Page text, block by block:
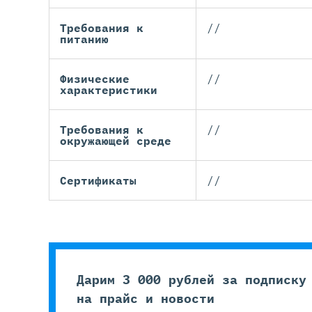
Требования к
питанию
//
Физические
характеристики
//
Требования к
окружающей среде
//
Сертификаты //
Дарим 3 000 рублей за подписку
на прайс и новости